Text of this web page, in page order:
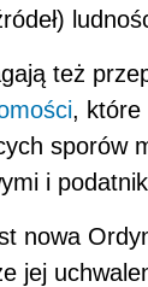
też
, które
sporów
i
nowa
jej